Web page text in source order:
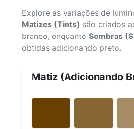
Explore as variações de
Matizes (Tints) são criados
branco, enquanto Sombras
obtidas adicionando preto.
Matiz (Adicionando